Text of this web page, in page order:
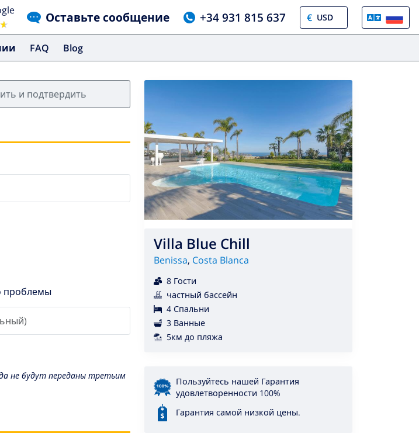
Оставьте сообщение +34 931 815 637 €
FAQ Blog
и подтвердить
проблемы
не будут переданы третьим
Villa Blue Chill
Benissa, Costa Blanca
8 Гости
частный бассейн
4 Спальни
3 Ванные
5км до пляжа
Пользуйтесь нашей Гарантия
удовлетворенности 100%
Гарантия самой низкой цены.